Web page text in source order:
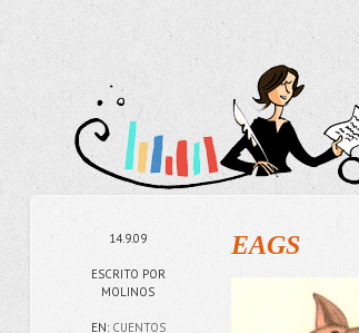
14.9.09
ESCRITO POR
MOLINOS
EN: CUENTOS
EAGS